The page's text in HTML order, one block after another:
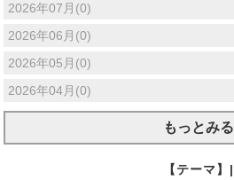
2026年07月(0)
2026年06月(0)
2026年05月(0)
2026年04月(0)
もっとみる
【テーマ】|